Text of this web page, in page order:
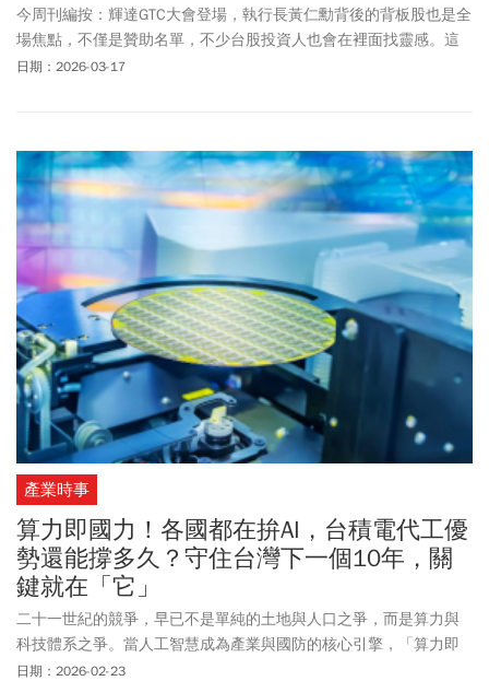
今周刊編按：輝達GTC大會登場，執行長黃仁勳背後的背板股也是全
場焦點，不僅是贊助名單，不少台股投資人也會在裡面找靈感。這
次共有15家台灣廠商入列，而大學部分，則是看到國立清華大學
(GIGABYTE)，都在看板中核心位置。
日期：2026-03-17
產業時事
算力即國力！各國都在拚AI，台積電代工優
勢還能撐多久？守住台灣下一個10年，關
鍵就在「它」
二十一世紀的競爭，早已不是單純的土地與人口之爭，而是算力與
科技體系之爭。當人工智慧成為產業與國防的核心引擎，「算力即
國力」不再只是口號，而是各國政策布局的真實寫照。對台灣而
日期：2026-02-23